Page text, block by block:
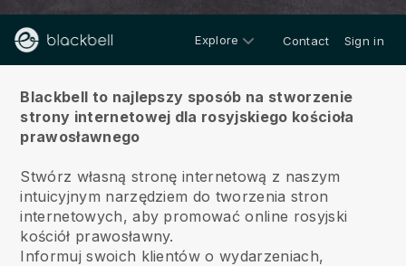
Explore Contact Sign in
Blackbell to najlepszy sposób na stworzenie
strony internetowej dla rosyjskiego kościoła
prawosławnego
Stwórz własną stronę internetową z naszym
intuicyjnym narzędziem do tworzenia stron
internetowych, aby promować online rosyjski
kościół prawosławny.
Informuj swoich klientów o wydarzeniach,